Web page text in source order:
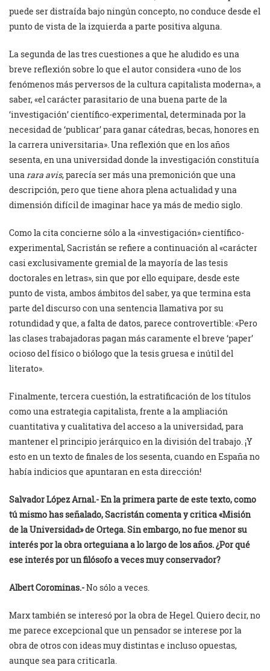
puede ser distraída bajo ningún concepto, no conduce desde el
punto de vista de la izquierda a parte positiva alguna.
La segunda de las tres cuestiones a que he aludido es una
breve reflexión sobre lo que el autor considera «uno de los
fenómenos más perversos de la cultura capitalista moderna», a
saber, «el carácter parasitario de una buena parte de la
‘investigación’ científico-experimental, determinada por la
necesidad de ‘publicar’ para ganar cátedras, becas, honores en
la carrera universitaria». Una reflexión que en los años
sesenta, en una universidad donde la investigación constituía
unarara avis, parecía ser más una premonición que una
descripción, pero que tiene ahora plena actualidad y una
dimensión difícil de imaginar hace ya más de medio siglo.
Como la cita concierne sólo a la «investigación» científico-
experimental, Sacristán se refiere a continuación al «carácter
casi exclusivamente gremial de la mayoría de las tesis
doctorales en letras», sin que por ello equipare, desde este
punto de vista, ambos ámbitos del saber, ya que termina esta
parte del discurso con una sentencia llamativa por su
rotundidad y que, a falta de datos, parece controvertible: «Pero
las clases trabajadoras pagan más caramente el breve ‘paper’
ocioso del físico o biólogo que la tesis gruesa e inútil del
literato».
Finalmente, tercera cuestión, la estratificación de los títulos
como una estrategia capitalista, frente a la ampliación
cuantitativa y cualitativa del acceso a la universidad, para
mantener el principio jerárquico en la división del trabajo. ¡Y
esto en un texto de finales de los sesenta, cuando en España no
había indicios que apuntaran en esta dirección!
Salvador López Arnal.-En la primera parte de este texto, como
tú mismo has señalado, Sacristán comenta y critica «Misión
de la Universidad» de Ortega. Sin embargo, no fue menor su
interés por la obra orteguiana a lo largo de los años. ¿Por qué
ese interés por un filósofo a veces muy conservador?
Albert Corominas.-No sólo a veces.
Marx también se interesó por la obra de Hegel. Quiero decir, no
me parece excepcional que un pensador se interese por la
obra de otros con ideas muy distintas e incluso opuestas,
aunque sea para criticarla.